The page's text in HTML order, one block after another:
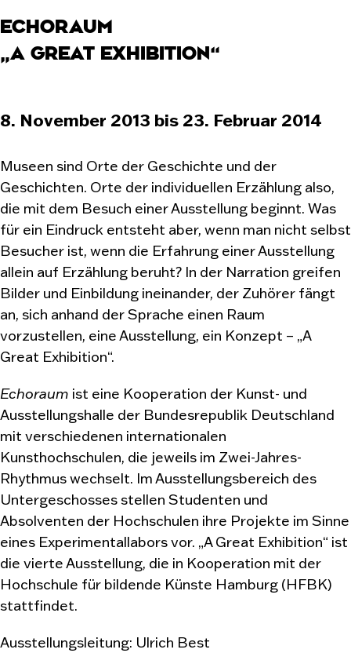
ECHORAUM
„A GREAT EXHIBITION“
8. November 2013 bis 23. Februar 2014
Museen sind Orte der Geschichte und der
Geschichten. Orte der individuellen Erzählung also,
die mit dem Besuch einer Ausstellung beginnt. Was
für ein Eindruck entsteht aber, wenn man nicht selbst
Besucher ist, wenn die Erfahrung einer Ausstellung
allein auf Erzählung beruht? In der Narration greifen
Bilder und Einbildung ineinander, der Zuhörer fängt
an, sich anhand der Sprache einen Raum
vorzustellen, eine Ausstellung, ein Konzept – „A
Great Exhibition“.
Echoraum ist eine Kooperation der Kunst- und
Ausstellungshalle der Bundesrepublik Deutschland
mit verschiedenen internationalen
Kunsthochschulen, die jeweils im Zwei-Jahres-
Rhythmus wechselt. Im Ausstellungsbereich des
Untergeschosses stellen Studenten und
Absolventen der Hochschulen ihre Projekte im Sinne
eines Experimentallabors vor. „A Great Exhibition“ ist
die vierte Ausstellung, die in Kooperation mit der
Hochschule für bildende Künste Hamburg (HFBK)
stattfindet.
Ausstellungsleitung: Ulrich Best